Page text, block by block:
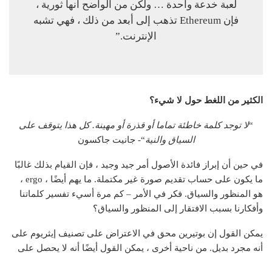
لعبة خدعة واحدة … ولكن من الواضح أنها ثورية ،
فإن Ethereum تذهب إلى أبعد من ذلك ، فهي تشبه
الإنترنت.”
الكثير من اللغط حول لا شيء؟
“لا توجد كلمة خاطئة تماما أو قذرة أو مهينة. كل هذا يتوقف على
السياق والنية“- جانيت جاكسون
في حين أن إبراز فائدة الأصول أمر جيد وجيد ، فإن القيام بذلك غالبًا
ما يكون على حساب تقديم صورة غير مكتملة. ما يهم أيضًا ، ergo ،
هو المنظور والسياق. فكر في الأمر – كم مرة أسيء تفسير كلماتنا
وأفكارنا بسبب الافتقار إلى المنظور والسياق؟
يمكن القول إن بوتيرين محق في الاعتراض على تصنيف إيثريوم على
أنه مجرد بديل. من ناحية أخرى ، يمكن القول أيضًا أنه لا يحصل على